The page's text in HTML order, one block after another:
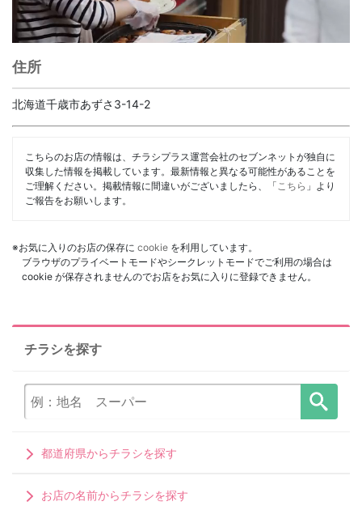
住所
北海道千歳市あずさ3-14-2
こちらのお店の情報は、チラシプラス運営会社のセブンネットが独自に
収集した情報を掲載しています。最新情報と異なる可能性があることを
ご理解ください。掲載情報に間違いがございましたら、「 こちら 」より
ご報告をお願いします。
※お気に入りのお店の保存に cookie を利用しています。
ブラウザのプライベートモードやシークレットモードでご利用の場合は
cookie が保存されませんのでお店をお気に入りに登録できません。
チラシを探す
都道府県からチラシを探す
お店の名前からチラシを探す